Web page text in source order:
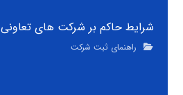
شرایط حاکم بر شرکت های تعاونی
راهنمای ثبت شرکت